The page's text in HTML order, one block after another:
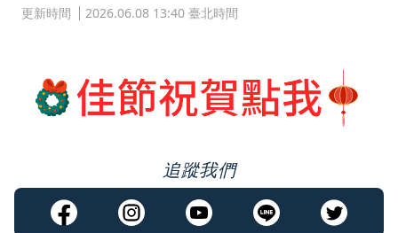
更新時間 2026.06.08 13:40 臺北時間
追蹤我們